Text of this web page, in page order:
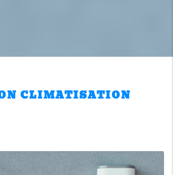
CLIMATISATION